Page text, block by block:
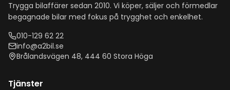
Trygga bilaffärer sedan 2010. Vi köper, säljer och förmedlar
begagnade bilar med fokus på trygghet och enkelhet.
010-129 62 22
info@a2bil.se
Brålandsvägen 48, 444 60 Stora Höga
Tjänster